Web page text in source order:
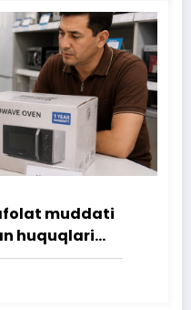
muddati
huquqlari